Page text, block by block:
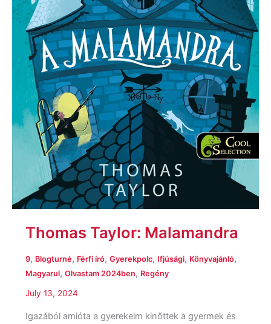
Thomas Taylor: Malamandra
9, Blogturné, Férfi író, Gyerekpolc, Ifjúsági, Könyvajánló,
Magyarul, Olvastam 2024ben, Regény
July 13, 2024
Igazából amióta a gyerekeim kinőttek a gyermek és